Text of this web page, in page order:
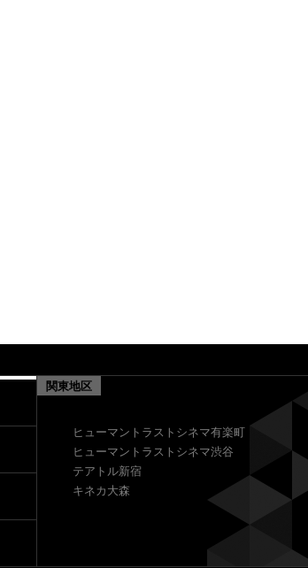
関東地区
ヒューマントラストシネマ有楽町
ヒューマントラストシネマ渋谷
テアトル新宿
キネカ大森